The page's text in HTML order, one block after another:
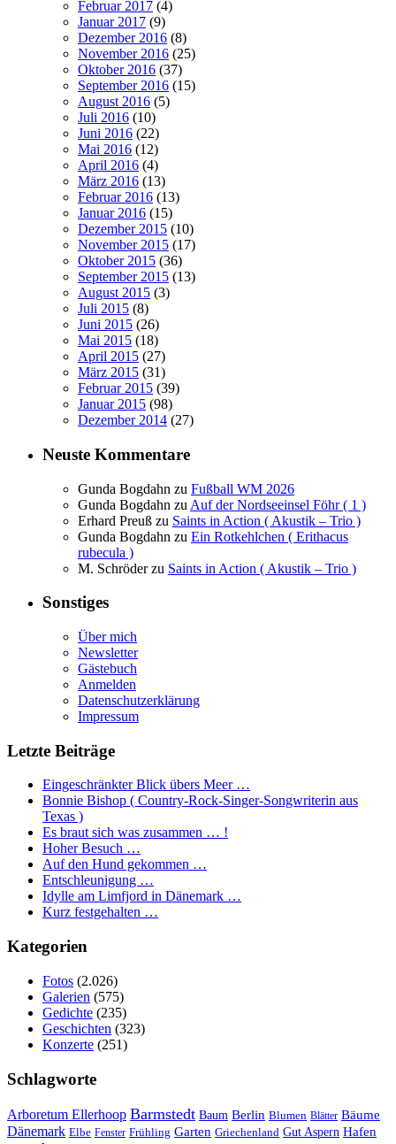
Februar 2017 (4)
Januar 2017 (9)
Dezember 2016 (8)
November 2016 (25)
Oktober 2016 (37)
September 2016 (15)
August 2016 (5)
Juli 2016 (10)
Juni 2016 (22)
Mai 2016 (12)
April 2016 (4)
März 2016 (13)
Februar 2016 (13)
Januar 2016 (15)
Dezember 2015 (10)
November 2015 (17)
Oktober 2015 (36)
September 2015 (13)
August 2015 (3)
Juli 2015 (8)
Juni 2015 (26)
Mai 2015 (18)
April 2015 (27)
März 2015 (31)
Februar 2015 (39)
Januar 2015 (98)
Dezember 2014 (27)
Neuste Kommentare
Gunda Bogdahn zu Fußball WM 2026
Gunda Bogdahn zu Auf der Nordseeinsel Föhr ( 1 )
Erhard Preuß zu Saints in Action ( Akustik – Trio )
Gunda Bogdahn zu Ein Rotkehlchen ( Erithacus
rubecula )
M. Schröderzu Saints in Action ( Akustik – Trio )
Sonstiges
Über mich
Newsletter
Gästebuch
Anmelden
Datenschutzerklärung
Impressum
Letzte Beiträge
Eingeschränkter Blick übers Meer …
Bonnie Bishop ( Country-Rock-Singer-Songwriterin aus
Texas )
Es braut sich was zusammen … !
Hoher Besuch …
Auf den Hund gekommen …
Entschleunigung …
Idylle am Limfjord in Dänemark …
Kurz festgehalten …
Kategorien
Fotos (2.026)
Galerien (575)
Gedichte (235)
Geschichten (323)
Konzerte (251)
Schlagworte
Arboretum Ellerhoop Barmstedt Baum Berlin Blumen Blätter Bäume
Dänemark Elbe Fenster Frühling Garten Griechenland Gut Aspern Hafen